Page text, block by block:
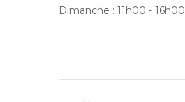
Dimanche : 11h00 - 16h00